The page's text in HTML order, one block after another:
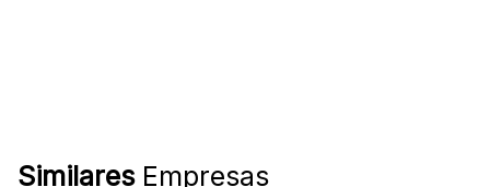
SimilaresEmpresas